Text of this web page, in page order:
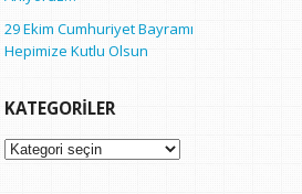
29 Ekim Cumhuriyet Bayramı
Hepimize Kutlu Olsun
KATEGORILER
Kategoriler